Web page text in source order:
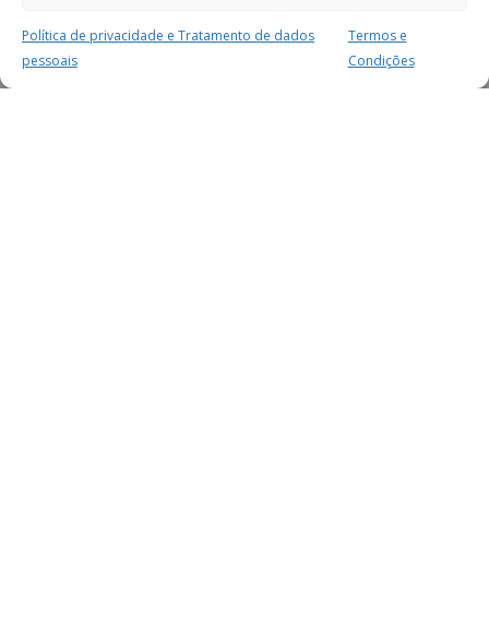
Política de privacidade e Tratamento de dados
pessoais
Termos e
Condições